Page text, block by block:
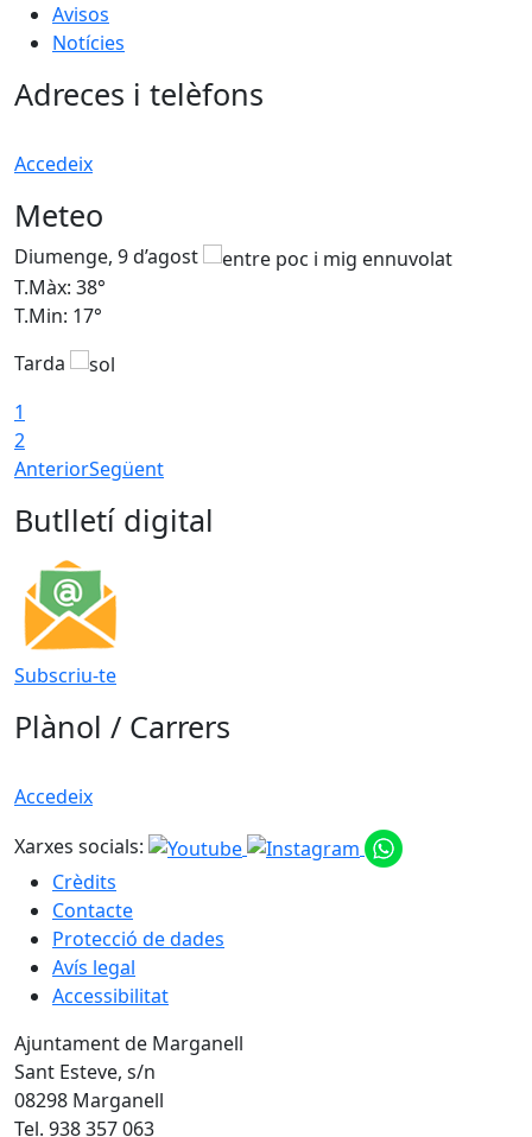
Avisos
Notícies
Adreces i telèfons
Accedeix
Meteo
Diumenge, 9 d’agost
T.Màx: 38°
T.Min: 17°
Tarda
1
2
AnteriorSegüent
Butlletí digital
Subscriu-te
Plànol / Carrers
Accedeix
Xarxes socials:
Crèdits
Contacte
Protecció de dades
Avís legal
Accessibilitat
Ajuntament de Marganell
Sant Esteve, s/n
08298 Marganell
Tel. 938 357 063